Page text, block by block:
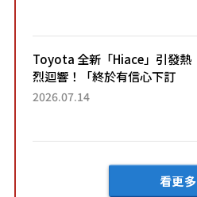
「三...
Toyota 全新「Hiace」引發熱
烈迴響！「終於有信心下訂
了！」「哪個等級交車最
車？...
2026.07.14
看更多